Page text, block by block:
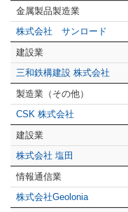
金属製品製造業
株式会社 サンロード
建設業
三和鉄構建設 株式会社
製造業（その他）
CSK 株式会社
建設業
株式会社 塩田
情報通信業
株式会社Geolonia